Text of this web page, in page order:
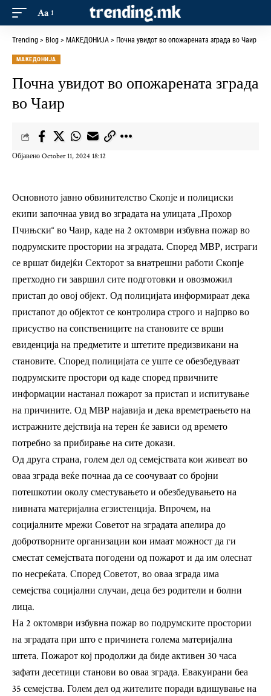
Aa
Trending > Blog > МАКЕДОНИЈА > Почна увидот во опожарената зграда во Чаир
МАКЕДОНИЈА
Почна увидот во опожарената зграда
во Чаир
Објавено October 11, 2024 18:12
Основното јавно обвинителство Скопје и полициски
екипи започнаа увид во зградата на улицата „Прохор
Пчињски“ во Чаир, каде на 2 октомври избувна пожар во
подрумските простории на зградата. Според МВР, истраги
се вршат бидејќи Секторот за внатрешни работи Скопје
претходно ги завршил сите подготовки и овозможил
пристап до овој објект. Од полицијата информираат дека
пристапот до објектот се контролира строго и најпрво во
присуство на сопствениците на становите се врши
евиденција на предметите и штетите предизвикани на
становите. Според полицијата се уште се обезбедуваат
подрумските простори од каде според првичните
информации настанал пожарот за пристап и испитување
на причините. Од МВР најавија и дека времетраењето на
истражните дејствија на терен ќе зависи од времето
потребно за прибирање на сите докази.
Од друга страна, голем дел од семејствата кои живеат во
оваа зграда веќе почнаа да се соочуваат со бројни
потешкотии околу сместувањето и обезбедувањето на
нивната материјална егзистенција. Впрочем, на
социјалните мрежи Советот на зградата апелира до
добротворните организации кои имаат можност да ги
сместат семејствата погодени од пожарот и да им олеснат
по несреќата. Според Советот, во оваа зграда има
семејства социјални случаи, деца без родители и болни
лица.
На 2 октомври избувна пожар во подрумските простории
на зградата при што е причинета голема материјална
штета. Пожарот кој продолжи да биде активен 30 часа
зафати десетици станови во оваа зграда. Евакуирани беа
35 семејства. Голем дел од жителите поради вдишување на